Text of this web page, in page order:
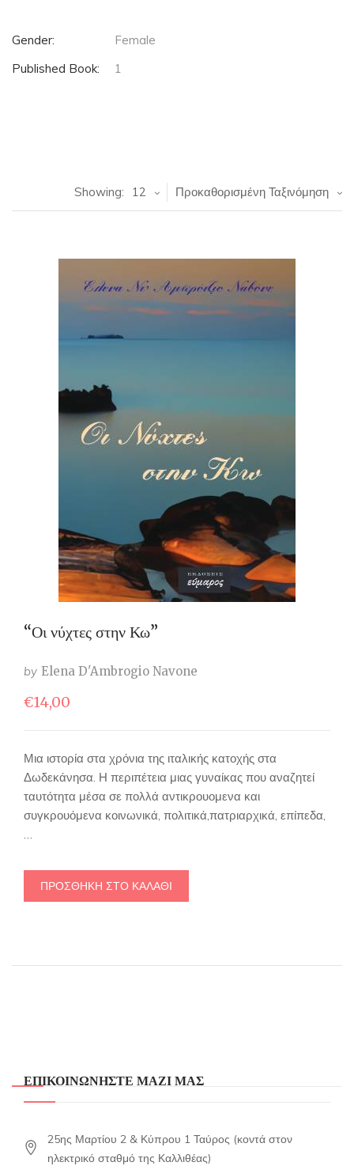
Gender:
Female
Published Book:
1
Προκαθορισμένη Ταξινόμηση
Showing: 12
“Οι νύχτες στην Κω”
by Elena D'Ambrogio Navone
€14,00
Μια ιστορία στα χρόνια της ιταλικής κατοχής στα
Δωδεκάνησα. Η περιπέτεια μιας γυναίκας που αναζητεί
ταυτότητα μέσα σε πολλά αντικρουομενα και
συγκρουόμενα κοινωνικά, πολιτικά,πατριαρχικά, επίπεδα,
…
ΠΡΟΣΘΉΚΗ ΣΤΟ ΚΑΛΆΘΙ
ΕΠΙΚΟΙΝΩΝΗΣΤΕ ΜΑΖΙ ΜΑΣ
25ης Μαρτίου 2 & Κύπρου 1 Ταύρος (κοντά στον
ηλεκτρικό σταθμό της Καλλιθέας)